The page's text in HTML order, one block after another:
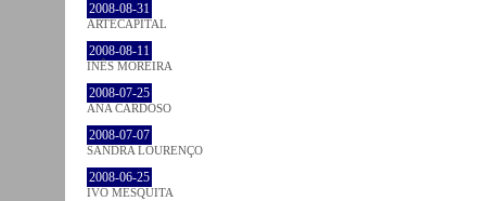
2008-08-31
ARTECAPITAL
2008-08-11
INÊS MOREIRA
2008-07-25
ANA CARDOSO
2008-07-07
SANDRA LOURENÇO
2008-06-25
IVO MESQUITA